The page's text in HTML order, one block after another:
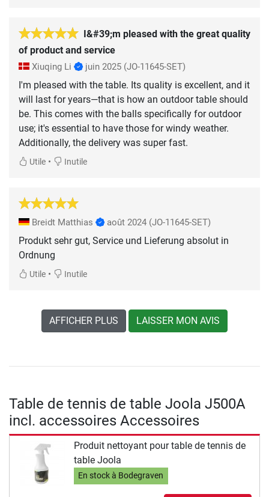
I&#39;m pleased with the great quality
of product and service
Xiuqing Li juin 2025 (JO-11645-SET)
I'm pleased with the table. Its quality is excellent, and it
will last for years—that is how an outdoor table should
be. This comes with the balls specifically for outdoor
use; it's essential to have those for windy weather.
Additionally, the delivery was super fast.
Utile • Inutile
Breidt Matthias août 2024 (JO-11645-SET)
Produkt sehr gut, Service und Lieferung absolut in
Ordnung
Utile • Inutile
AFFICHER PLUS LAISSER MON AVIS
Table de tennis de table Joola J500A
incl. accessoires Accessoires
Produit nettoyant pour table de tennis de
table Joola
En stock à Bodegraven